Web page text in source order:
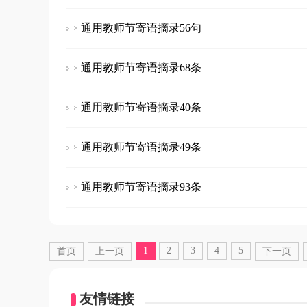
通用教师节寄语摘录56句
通用教师节寄语摘录68条
通用教师节寄语摘录40条
通用教师节寄语摘录49条
通用教师节寄语摘录93条
首页 上一页 1 2 3 4 5 下一页
友情链接